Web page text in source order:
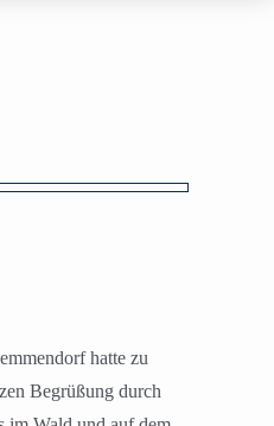
hatte zu
Begrüßung durch